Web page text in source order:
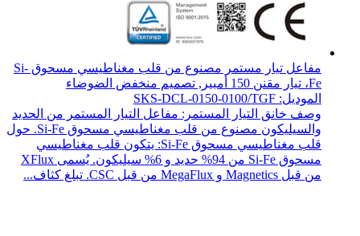
مفاعل تيار مستمر مصنوع من قلب مغناطيسي مسحوق Si-
Fe، تيار مقنن 150 أمبير, تصميم منخفض الضوضاء
الموديل: SKS-DCL-0150-0100/TGF
وصف خانق التيار المستمر: مفاعل التيار المستمر من الحديد
والسيليكون مصنوع من قلب مغناطيسي مسحوق Si-Fe. حول
قلب مغناطيسي مسحوق Si-Fe: يتكون قلب مغناطيسي
مسحوق Si-Fe من 94% حديد و 6% سيليكون. يُسمى XFlux
من قبل Magnetics و MegaFlux من قبل CSC. تبلغ كثاف...